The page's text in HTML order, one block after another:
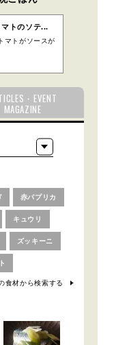
トのソテ...
マトがソースが
・EVENT
MAGAZINE
赤パプリカ
キュウリ
ズッキーニ
食材から検索する